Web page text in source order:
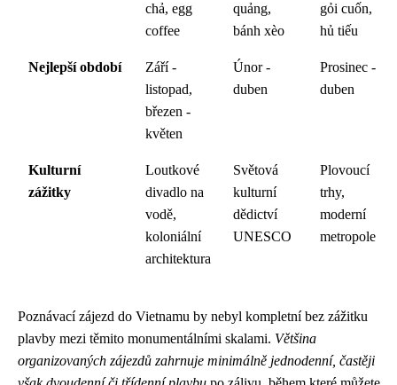
chả, egg
coffee
quảng,
bánh xèo
gỏi cuốn,
hủ tiếu
Nejlepší období
Září -
listopad,
březen -
květen
Únor -
duben
Prosinec -
duben
Kulturní
zážitky
Loutkové
divadlo na
vodě,
koloniální
architektura
Světová
kulturní
dědictví
UNESCO
Plovoucí
trhy,
moderní
metropole
Poznávací zájezd do Vietnamu by nebyl kompletní bez zážitku
plavby mezi těmito monumentálními skalami. Většina
organizovaných zájezdů zahrnuje minimálně jednodenní, častěji